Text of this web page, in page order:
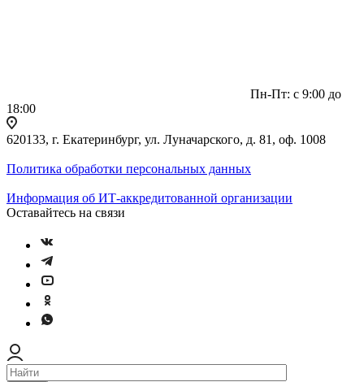
Пн-Пт: с 9:00 до
18:00
620133, г. Екатеринбург, ул. Луначарского, д. 81, оф. 1008
Политика обработки персональных данных
Информация об ИТ-аккредитованной организации
Оставайтесь на связи